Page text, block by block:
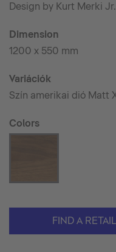
Design by Kurt Merki Jr.
Dimension
1200 x 550 mm
Variációk
Szín amerikai dió Matt
Colors
FIND A